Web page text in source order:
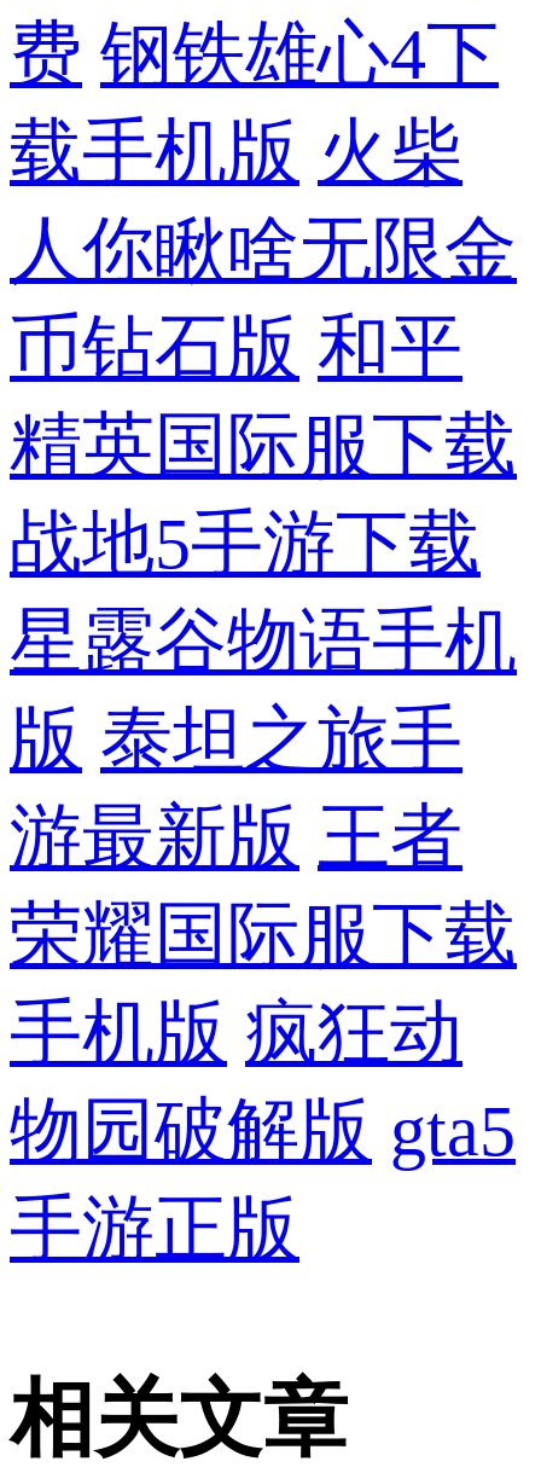
费 钢铁雄心4下
载手机版 火柴
人你瞅啥无限金
币钻石版 和平
精英国际服下载
战地5手游下载
星露谷物语手机
版 泰坦之旅手
游最新版 王者
荣耀国际服下载
手机版 疯狂动
物园破解版 gta5
手游正版
相关文章